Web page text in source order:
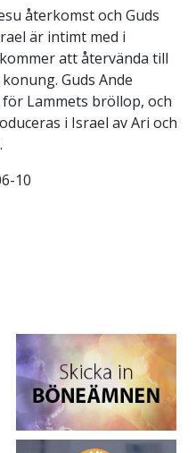
återkomst och Guds
är intimt med i
att återvända till
Guds Ande
Lammets bröllop, och
i Israel av Ari och
10